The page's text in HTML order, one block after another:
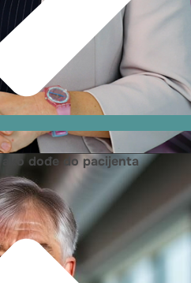
ako dođe do pacijenta